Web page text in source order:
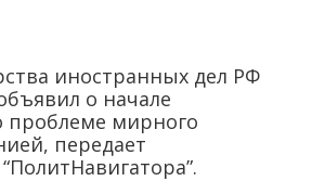
иностранных дел РФ
о начале
проблеме мирного
передает